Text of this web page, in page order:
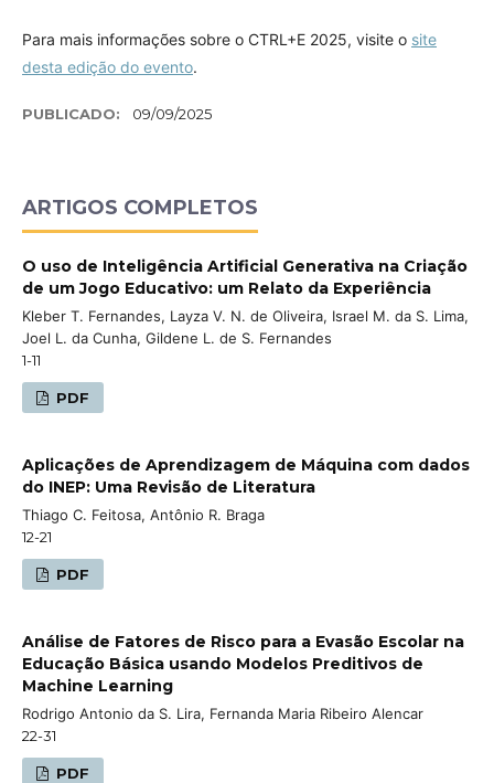
Para mais informações sobre o CTRL+E 2025, visite o site
desta edição do evento.
PUBLICADO: 09/09/2025
ARTIGOS COMPLETOS
O uso de Inteligência Artificial Generativa na Criação
de um Jogo Educativo: um Relato da Experiência
Kleber T. Fernandes, Layza V. N. de Oliveira, Israel M. da S. Lima,
Joel L. da Cunha, Gildene L. de S. Fernandes
1-11
PDF
Aplicações de Aprendizagem de Máquina com dados
do INEP: Uma Revisão de Literatura
Thiago C. Feitosa, Antônio R. Braga
12-21
PDF
Análise de Fatores de Risco para a Evasão Escolar na
Educação Básica usando Modelos Preditivos de
Machine Learning
Rodrigo Antonio da S. Lira, Fernanda Maria Ribeiro Alencar
22-31
PDF